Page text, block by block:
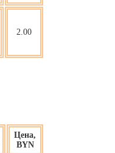
2.00
Цена,
BYN